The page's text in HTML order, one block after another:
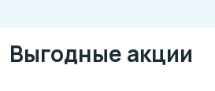
Выгодные акции